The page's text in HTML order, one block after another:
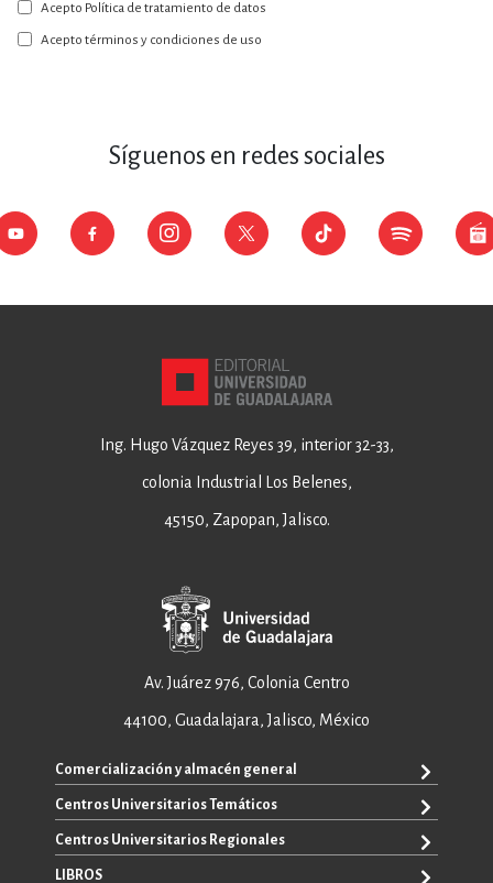
nuestro
boletín:
Acepto Política de tratamiento de datos
Acepto términos y condiciones de uso
Síguenos en redes sociales
Ing. Hugo Vázquez Reyes 39, interior 32-33,
colonia Industrial Los Belenes,
45150, Zapopan, Jalisco.
Av. Juárez 976, Colonia Centro
44100, Guadalajara, Jalisco, México
Comercialización y almacén general
+52 33 3640 6326
+52 33 3640 4595
Centros Universitarios Temáticos
CUAAD
CUCEA
Centros Universitarios Regionales
LIBROS